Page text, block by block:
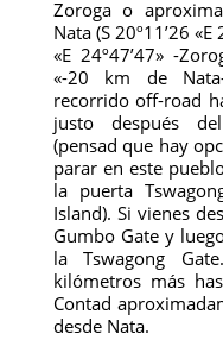
Zoroga o
Nata (S 20º11’26
«E 24º47’47» -
«-20 km de
recorrido off-road
justo después
(pensad que hay
parar en este
la puerta
Island). Si vienes
Gumbo Gate y
la Tswagong
kilómetros más
Contad
desde Nata.